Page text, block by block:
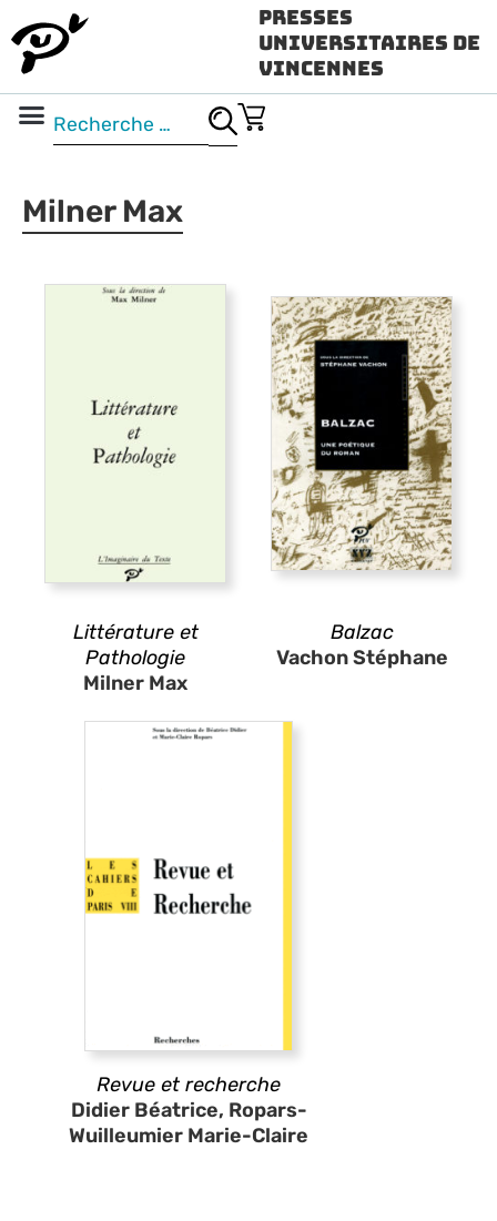
Presses
Universitaires de
Vincennes
Milner Max
Littérature et
Pathologie
Milner Max
Balzac
Vachon Stéphane
Revue et recherche
Didier Béatrice, Ropars-
Wuilleumier Marie-Claire